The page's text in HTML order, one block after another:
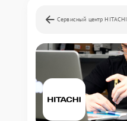
Сервисный центр HITACHI